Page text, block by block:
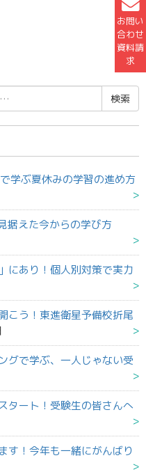
お問い
合わせ
資料請
求
学ぶ夏休みの学習の進め方
据えた今からの学び方
にあり！個人別対策で実力
こう！東進衛星予備校折尾
グで学ぶ、一人じゃない受
タート！受験生の皆さんへ
す！今年も一緒にがんばり